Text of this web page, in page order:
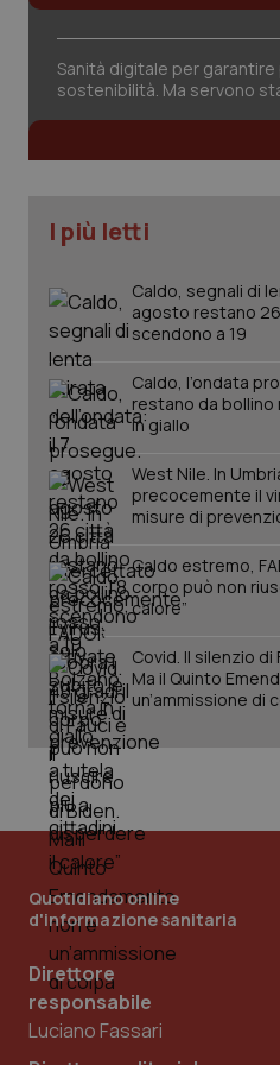
Sanità digitale per garantire
sostenibilità. Ma servono
I più letti
Caldo, segnali di
agosto restano
scendono a 19
Caldo, l’ondata
restano da bollino
in giallo
West Nile. In
precocemente il
misure di
Caldo estremo,
corpo può non
calore”
Covid. Il silenzio di
Ma il Quinto
un’ammissione di
Quotidiano online
d'informazione sanitaria
Direttore
responsabile
Luciano Fassari
__cf_bm
next-token
_tteus